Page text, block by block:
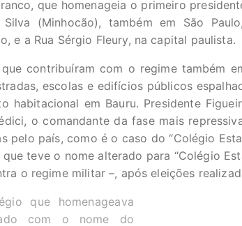
que homenageia o primeiro
(Minhocão), também em São
e a Rua Sérgio Fleury, na capital paulista.
contribuíram com o regime também
escolas e edifícios públicos
habitacional em Bauru. Presidente
o comandante da fase mais
pelo país, como é o caso do “Colégio
que teve o nome alterado para “Colégio
o regime militar –, após eleições